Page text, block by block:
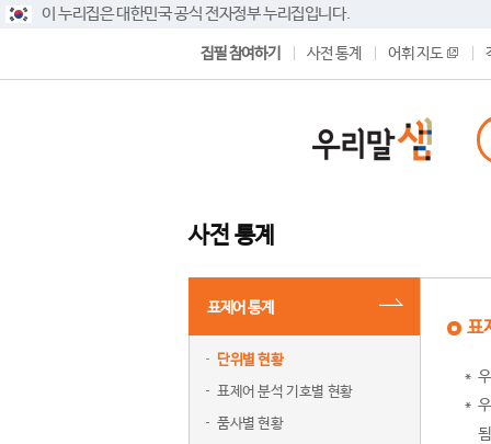
이 누리집은 대한민국 공식 전자정부 누리집입니다.
집필 참여하기 사전 통계 어휘 지도
사전 통계
표제어 통계
단위별 현황
표제어 분석 기호별 현황
품사별 현황
표